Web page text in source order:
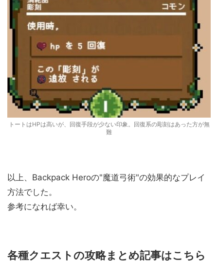
トートはHPは高いが、回復手段が少ない印象。回復系の彫刻はあった方が無
難
以上、Backpack Heroの"魔道弓術"の効果的なプレイ
方法でした。
参考になれば幸い。
各種クエストの攻略まとめ記事はこちら